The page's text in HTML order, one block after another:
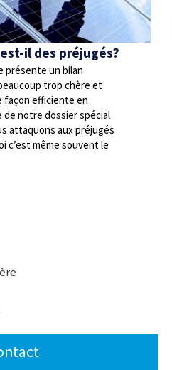
il des préjugés?
présente un bilan
trop chère et
façon efficiente en
de notre dossier spécial
attaquons aux préjugés
c’est même souvent le